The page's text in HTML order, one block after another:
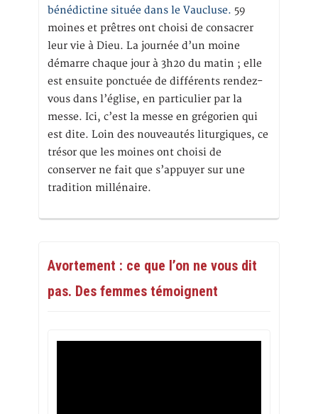
bénédictine située dans le Vaucluse. 59
moines et prêtres ont choisi de consacrer
leur vie à Dieu. La journée d’un moine
démarre chaque jour à 3h20 du matin ; elle
est ensuite ponctuée de différents rendez-
vous dans l’église, en particulier par la
messe. Ici, c’est la messe en grégorien qui
est dite. Loin des nouveautés liturgiques, ce
trésor que les moines ont choisi de
conserver ne fait que s’appuyer sur une
tradition millénaire.
Avortement : ce que l’on ne vous dit
pas. Des femmes témoignent